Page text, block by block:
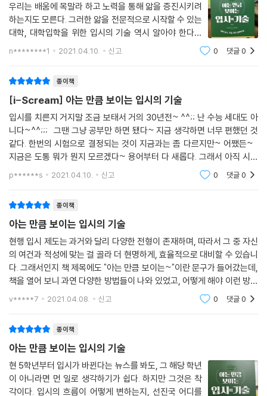
우리는 배움에 목말라 하고 노력을 통해 앎을 증진시키려
하는지도 모른다. 그러한 앎을 전문적으로 시작할 수 있는
대학, 대학입학을 위한 입시의 기술 역시 알아야 한다는
사실을 깨닫게 된다. 해마다 치뤄지는 대학입시 시험에서
n********1 2021.04.10. 신고 0 댓글0
종이책
[i-Scream] 아는 만큼 보이는 입시의 기술
입시를 치른지 거지말 조금 보태서 거의 30년전~ ^^;; 난 수능 세대도 아
니다~^^;;; 그땐 그냥 공부만 하면 됐다~ 지금 생각하면 너무 편했던 것
같다. 한번의 시험으로 결정되는 것이 지금과는 좀 다르지만~ 어쨌든~
지금은 도통 뭐가 뭔지 모르겠다~ 용어부터 다 새롭다. 그래서 아직 시간
이 있지만, 궁금해서 읽어보았다~^^;; 입시가 구체적으로 이렇게 3개
p******s 2021.04.10. 신고 0 댓글0
종이책
아는 만큼 보이는 입시의 기술
현행 입시 제도는 과거와 달리 다양한 전형이 존재하며, 따라서 그 중 자신
의 여건과 적성에 맞는 걸 골라 더 현명하게, 효율적으로 대비할 수 있습니
다. 그래서인지 책 제목에도 "아는 만큼 보이는~"이란 문구가 들어갔는데,
책을 열어 보니 과연 다양한 방법들이 나와 있었고, 어떻게 해야 이런 방법
들을 잘 활용할 수 있을지 구체적으로, 또 직관적으로 와 닿게 설명하고 있
v*****7 2021.04.08. 신고 0 댓글0
종이책
아는 만큼 보이는 입시의 기술
현 5학년부터 입시가 바뀐다는 뉴스를 봐도, 그 해당 학년
이 아니라면 먼 일로 생각하기가 쉽다. 하지만 그것은 착
각이다. 입시의 흐름이 어떻게 변하는지, 선진국 어디를